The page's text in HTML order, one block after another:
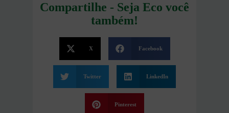
Compartilhe - Seja Eco você
também!
X Facebook
Twitter LinkedIn
Pinterest